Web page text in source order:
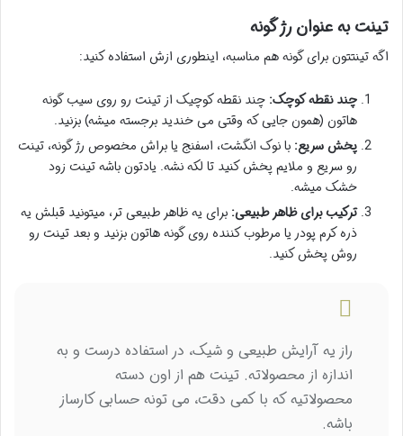
تینت به عنوان رژ گونه
اگه تینتتون برای گونه هم مناسبه، اینطوری ازش استفاده کنید:
چند نقطه کوچک: چند نقطه کوچیک از تینت رو روی سیب گونه
هاتون (همون جایی که وقتی می خندید برجسته میشه) بزنید.
پخش سریع: با نوک انگشت، اسفنج یا براش مخصوص رژ گونه، تینت
رو سریع و ملایم پخش کنید تا لکه نشه. یادتون باشه تینت زود
خشک میشه.
ترکیب برای ظاهر طبیعی: برای یه ظاهر طبیعی تر، میتونید قبلش یه
ذره کرم پودر یا مرطوب کننده روی گونه هاتون بزنید و بعد تینت رو
روش پخش کنید.
راز یه آرایش طبیعی و شیک، در استفاده درست و به
اندازه از محصولاته. تینت هم از اون دسته
محصولاتیه که با کمی دقت، می تونه حسابی کارساز
باشه.